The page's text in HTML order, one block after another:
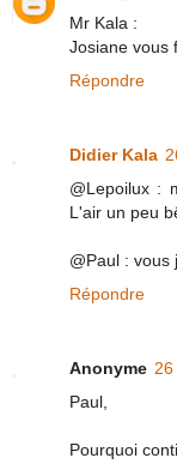
Mr Kala :
Josiane vous
Répondre
Didier Kala
@Lepoilux :
L'air un peu
@Paul : vous
Répondre
Anonyme
Paul,
Pourquoi